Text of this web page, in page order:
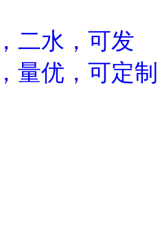
二水，可发
量优，可定制